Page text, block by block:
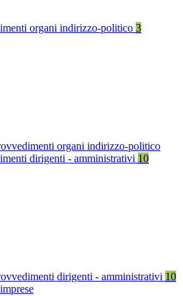
organi indirizzo-politico 3
organi indirizzo-politico
dirigenti - amministrativi 10
dirigenti - amministrativi 10